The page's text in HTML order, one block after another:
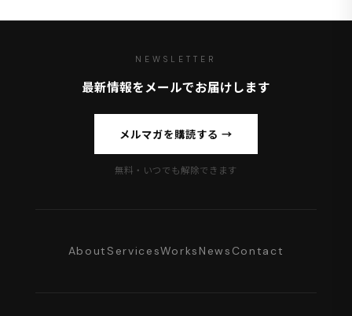
NEWSLETTER
最新情報をメールでお届けします
メルマガを購読する →
無料・いつでも解除できます
About ServicesWorks News Contact